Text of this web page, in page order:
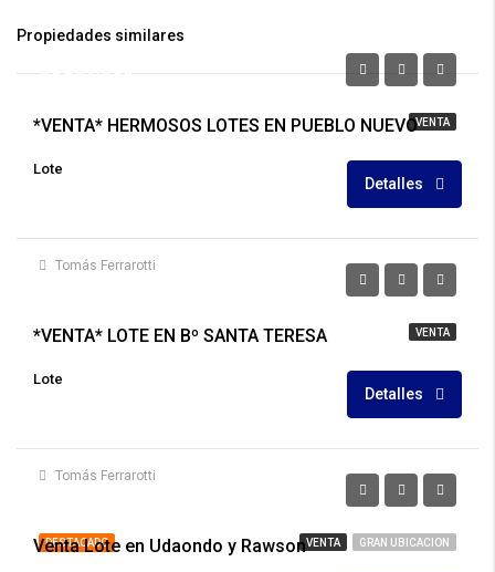
Propiedades similares
VENTA
U$S39.000
*VENTA* HERMOSOS LOTES EN PUEBLO NUEVO
Lote
Detalles
Tomás Ferrarotti
VENTA
*VENTA* LOTE EN Bº SANTA TERESA
Lote
Detalles
Tomás Ferrarotti
DESTACADO VENTA GRAN UBICACION
Venta Lote en Udaondo y Rawson